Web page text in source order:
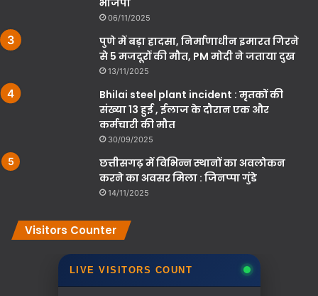
06/11/2025
पुणे में बड़ा हादसा, निर्माणाधीन इमारत गिरने
से 5 मजदूरों की मौत, PM मोदी ने जताया दुख
13/11/2025
Bhilai steel plant incident : मृतकों की
संख्या 13 हुई , ईलाज के दौरान एक और
कर्मचारी की मौत
30/09/2025
छत्तीसगढ़ में विभिन्न स्थानों का अवलोकन
करने का अवसर मिला : जिनप्पा गुंडे
14/11/2025
Visitors Counter
LIVE VISITORS COUNT